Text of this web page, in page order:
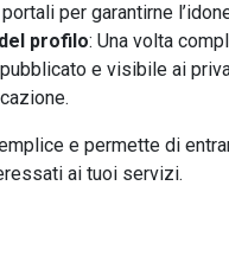
per garantirne
profilo: Una volta
e visibile ai
e permette di
ai tuoi servizi.